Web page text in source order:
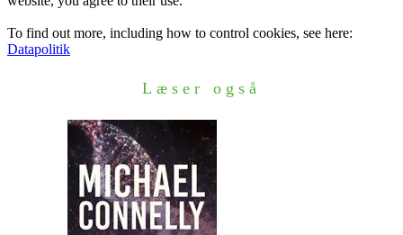
To find out more, including how to control cookies, see here:
Datapolitik
Læser også